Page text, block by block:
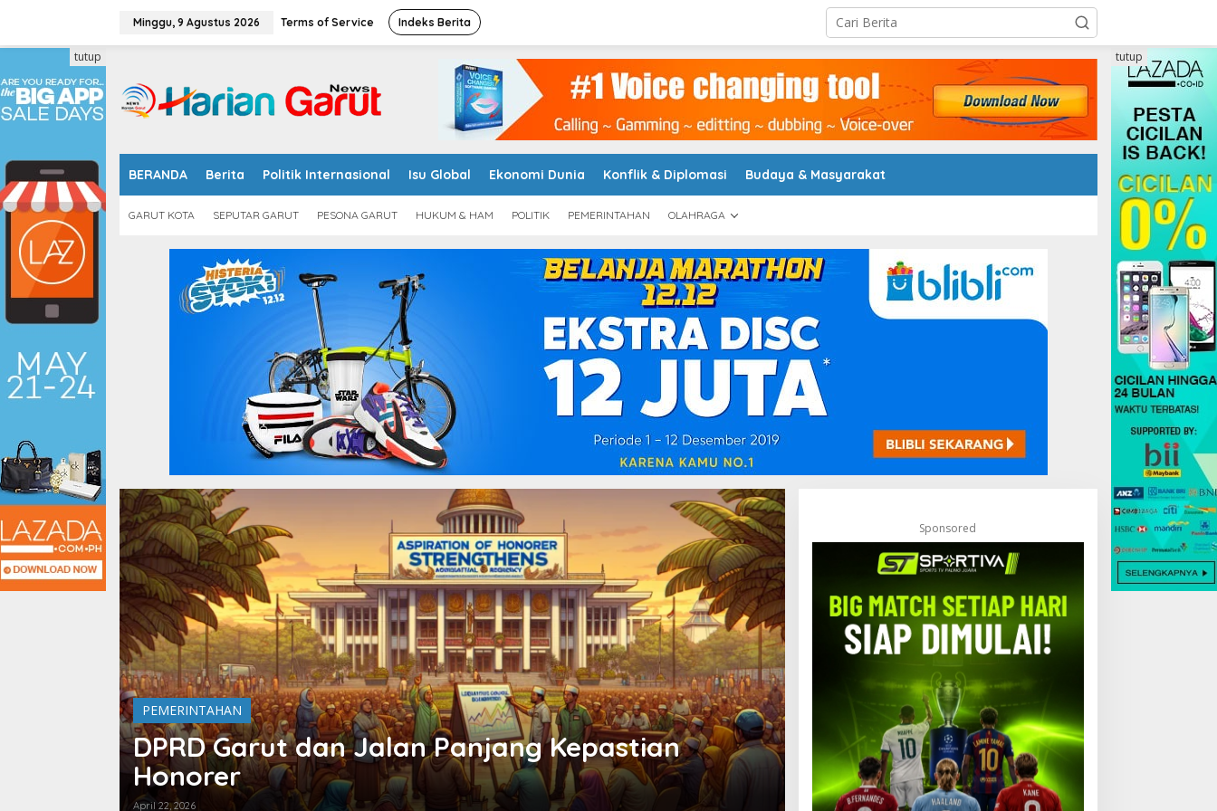
i
k
e
n
t
e
Minggu, 9 Agustus 2026 Terms of Service Indeks Berita
BERANDA Berita Politik Internasional Isu Global Ekonomi Dunia Konflik & Diplomasi Budaya & Masyarakat
GARUT KOTA SEPUTAR GARUT PESONA GARUT HUKUM & HAM POLITIK PEMERINTAHAN OLAHRAGA
tutup tutup
PEMERINTAHAN
DPRD Garut dan Jalan Panjang Kepastian
Honorer
April 22, 2026
Sponsored